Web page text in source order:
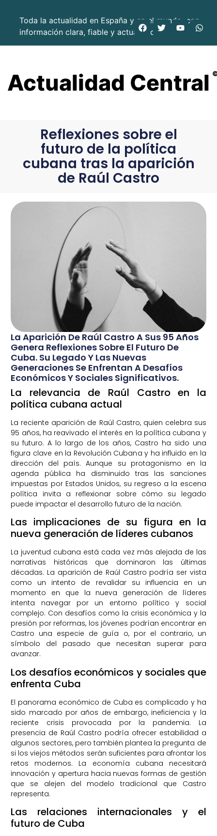
Toda la actualidad en España y en el mundo, con
información clara, fiable y actualizada.
Actualidad Central
Reflexiones sobre el
futuro de la política
cubana tras la aparición
de Raúl Castro
La Aparición De Raúl Castro A Sus 95 Años
Genera Reflexiones Sobre El Futuro De
Cuba. Su Legado Y Las Nuevas
Generaciones Se Enfrentan A Desafíos
Económicos Y Sociales Significativos.
La relevancia de Raúl Castro en la
política cubana actual
La reciente aparición de Raúl Castro, quien celebra sus
95 años, ha reavivado el interés en la política cubana y
su futuro. A lo largo de los años, Castro ha sido una
figura clave en la Revolución Cubana y ha influido en la
dirección del país. Aunque su protagonismo en la
agenda pública ha disminuido tras las sanciones
impuestas por Estados Unidos, su regreso a la escena
política invita a reflexionar sobre cómo su legado
puede impactar el desarrollo futuro de la nación.
Las implicaciones de su figura en la
nueva generación de líderes cubanos
La juventud cubana está cada vez más alejada de las
narrativas históricas que dominaron las últimas
décadas. La aparición de Raúl Castro podría ser vista
como un intento de revalidar su influencia en un
momento en que la nueva generación de líderes
intenta navegar por un entorno político y social
complejo. Con desafíos como la crisis económica y la
presión por reformas, los jóvenes podrían encontrar en
Castro una especie de guía o, por el contrario, un
símbolo del pasado que necesitan superar para
avanzar.
Los desafíos económicos y sociales que
enfrenta Cuba
El panorama económico de Cuba es complicado y ha
sido marcado por años de embargo, ineficiencia y la
reciente crisis provocada por la pandemia. La
presencia de Raúl Castro podría ofrecer estabilidad a
algunos sectores, pero también plantea la pregunta de
si los viejos métodos serán suficientes para afrontar los
retos modernos. La economía cubana necesitará
innovación y apertura hacia nuevas formas de gestión
que se alejen del modelo tradicional que Castro
representa.
Las relaciones internacionales y el
futuro de Cuba